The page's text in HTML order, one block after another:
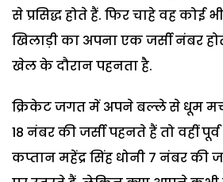
से प्रसिद्ध होते हैं. फिर चाहे वह कोई
खिलाड़ी का अपना एक जर्सी नंबर
खेल के दौरान पहनता है.
क्रिकेट जगत में अपने बल्ले से धूम
18 नंबर की जर्सी पहनते हैं तो वहीं
कप्तान महेंद्र सिंह धोनी 7 नंबर की